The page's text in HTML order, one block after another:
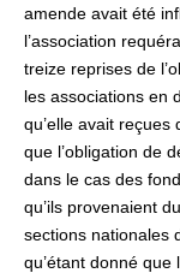
amende avait été
l’association
treize reprises de
les associations en
qu’elle avait
que l’obligation de
dans le cas des
qu’ils provenaient
sections nationales
qu’étant donné que